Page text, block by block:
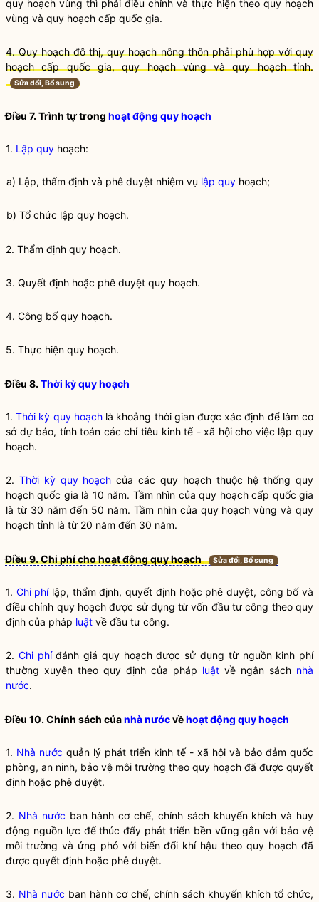
quy hoạch vùng thì phải điều chỉnh và thực hiện theo quy hoạch
vùng và quy hoạch cấp quốc gia.
4. Quy hoạch đô thị, quy hoạch nông thôn phải phù hợp với quy
hoạch cấp quốc gia, quy hoạch vùng và quy hoạch tỉnh.
Sửa đổi, Bổ sung
Điều 7. Trình tự trong hoạt động quy hoạch
1. Lập quy hoạch:
a) Lập, thẩm định và phê duyệt nhiệm vụ lập quy hoạch;
b) Tổ chức lập quy hoạch.
2. Thẩm định quy hoạch.
3. Quyết định hoặc phê duyệt quy hoạch.
4. Công bốquy hoạch.
5. Thực hiện quy hoạch.
Điều 8.Thời kỳ quy hoạch
1.Thời kỳ quy hoạchlà khoảng thời gian được xác định để làm cơ
sở dự báo, tính toán các chỉ tiêu kinh tế - xã hội cho việc lập quy
hoạch.
2. Thời kỳ quy hoạch của các quy hoạch thuộc hệ thống quy
hoạch quốc gia là 10 năm. Tầm nhìn của quy hoạch cấp quốc gia
là từ 30 năm đến 50 năm. Tầm nhìn của quy hoạch vùng vàquy
hoạch tỉnh là từ 20 năm đến 30 năm.
Điều 9. Chi phí cho hoạt động quy hoạch Sửa đổi, Bổ sung
1. Chi phílập, thẩm định, quyết định hoặc phê duyệt, công bố và
điều chỉnh quy hoạchđược sử dụng từ vốn đầu tư công theo quy
định của pháp luật về đầu tư công.
2. Chi phíđánh giá quy hoạchđược sử dụng từ nguồn kinh phí
thường xuyên theo quy định của pháp luật về ngân sách nhà
nước.
Điều 10. Chính sách củanhà nướcvềhoạt động quy hoạch
1. Nhà nước quản lý phát triển kinh tế - xã hội và bảo đảm quốc
phòng, an ninh, bảo vệ môi trường theo quy hoạch đã được quyết
định hoặc phê duyệt.
2. Nhà nước ban hành cơ chế, chính sách khuyến khích và huy
động nguồn lực để thúc đẩy phát triển bền vững gắn với bảo vệ
môi trường và ứng phó với biến đổi khí hậu theoquy hoạch đã
được quyết định hoặc phê duyệt.
3. Nhà nước ban hành cơ chế, chính sách khuyến khích tổ chức,